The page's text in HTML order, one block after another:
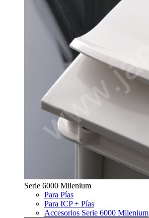
Serie 6000 Milenium
Para Pías
Para ICP + Pías
Accesorios Serie 6000 Milenium